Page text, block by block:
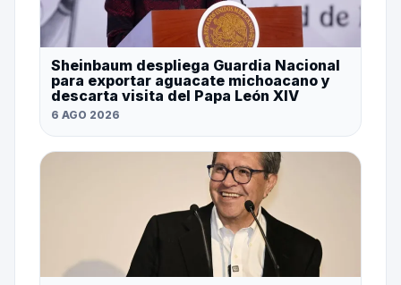
Sheinbaum despliega Guardia Nacional
para exportar aguacate michoacano y
descarta visita del Papa León XIV
6 AGO 2026